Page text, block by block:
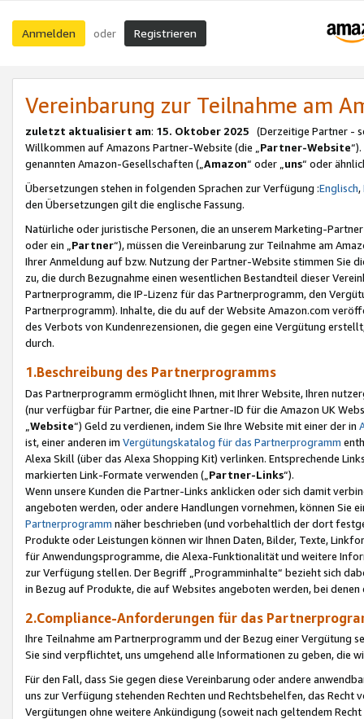
Anmelden oder Registrieren
Vereinbarung zur Teilnahme am
zuletzt aktualisiert am: 15. Oktober 2025 (Derzeitige Partner -
Willkommen auf Amazons Partner-Website (die „Partner-Website
genannten Amazon-Gesellschaften („Amazon“ oder „uns“ oder
Übersetzungen stehen in folgenden Sprachen zur Verfügung :Englisch,
den Übersetzungen gilt die englische Fassung.
Natürliche oder juristische Personen, die an unserem Marketing-
oder ein „Partner“), müssen die Vereinbarung zur Teilnahme am
Ihrer Anmeldung auf bzw. Nutzung der Partner-Website stimmen Sie
zu, die durch Bezugnahme einen wesentlichen Bestandteil dieser
Partnerprogramm, die IP-Lizenz für das Partnerprogramm, den
Partnerprogramm). Inhalte, die du auf der Website Amazon.com
des Verbots von Kundenrezensionen, die gegen eine Vergütung
durch.
1.Beschreibung des Partnerprogramms
Das Partnerprogramm ermöglicht Ihnen, mit Ihrer Website, Ihren
(nur verfügbar für Partner, die eine Partner-ID für die Amazon UK
Website“) Geld zu verdienen, indem Sie Ihre Website mit einer der in
ist, einer anderen im Vergütungskatalog für das Partnerprogramm
Alexa Skill (über das Alexa Shopping Kit) verlinken. Entsprechende
markierten Link-Formate verwenden („ Partner-Links“).
Wenn unsere Kunden die Partner-Links anklicken oder sich damit
angeboten werden, oder andere Handlungen vornehmen, können Sie
Partnerprogramm näher beschrieben (und vorbehaltlich der dort
Produkte oder Leistungen können wir Ihnen Daten, Bilder, Texte,
für Anwendungsprogramme, die Alexa-Funktionalität und weitere
zur Verfügung stellen. Der Begriff „Programminhalte“ bezieht sich
in Bezug auf Produkte, die auf Websites angeboten werden, bei
2.Compliance-Anforderungen für das
Ihre Teilnahme am Partnerprogramm und der Bezug einer Vergütung
Sie sind verpflichtet, uns umgehend alle Informationen zu geben, die
Für den Fall, dass Sie gegen diese Vereinbarung oder andere
uns zur Verfügung stehenden Rechten und Rechtsbehelfen, das
Vergütungen ohne weitere Ankündigung (soweit nach geltendem